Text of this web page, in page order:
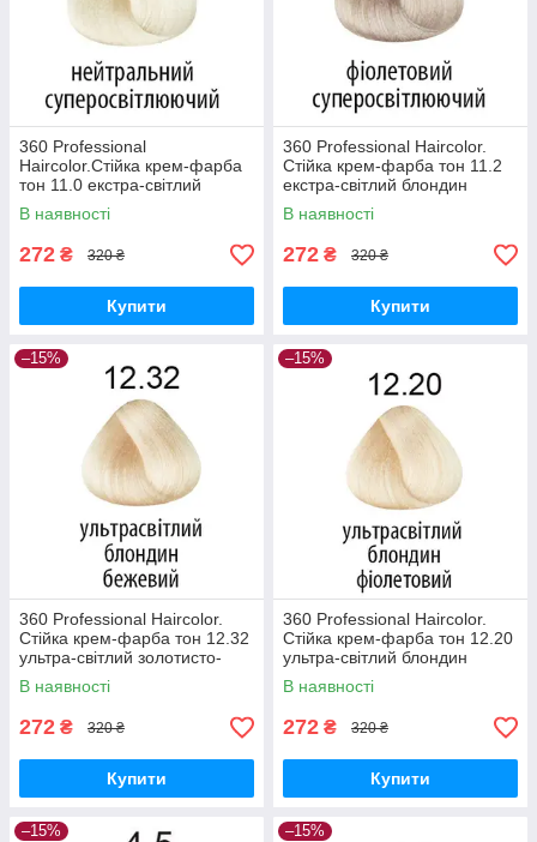
360 Professional
Haircolor.Стійка крем-фарба
тон 11.0 екстра-світлий
блондин натуральний. 100
мл
В наявності
272 ₴ 320 ₴
Купити
360 Professional Haircolor.
Стійка крем-фарба тон 11.2
екстра-світлий блондин
фіолетовий. 100 мл
В наявності
272 ₴ 320 ₴
Купити
–15%
360 Professional Haircolor.
Стійка крем-фарба тон 12.32
ультра-світлий золотисто-
райдужний блондин. 100 мл
В наявності
272 ₴ 320 ₴
Купити
–15%
360 Professional Haircolor.
Стійка крем-фарба тон 12.20
ультра-світлий блондин
фіолетовий. 100 мл
В наявності
272 ₴ 320 ₴
Купити
–15% –15%